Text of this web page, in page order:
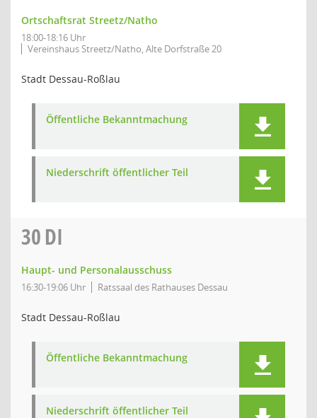
Ortschaftsrat Streetz/Natho
18:00-18:16 Uhr
Vereinshaus Streetz/Natho, Alte Dorfstraße 20
Stadt Dessau-Roßlau
Öffentliche Bekanntmachung
Niederschrift öffentlicher Teil
30DI
Haupt- und Personalausschuss
16:30-19:06 Uhr Ratssaal des Rathauses Dessau
Stadt Dessau-Roßlau
Öffentliche Bekanntmachung
Niederschrift öffentlicher Teil